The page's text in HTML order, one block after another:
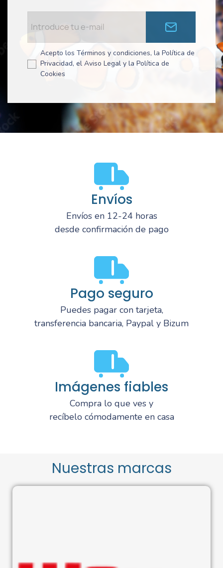
Acepto los Términos y condiciones, la Política de
Privacidad, el Aviso Legal y la Política de
Cookies
Envíos
Envíos en 12-24 horas
desde confirmación de pago
Pago seguro
Puedes pagar con tarjeta,
transferencia bancaria, Paypal y Bizum
Imágenes fiables
Compra lo que ves y
recíbelo cómodamente en casa
Nuestras marcas